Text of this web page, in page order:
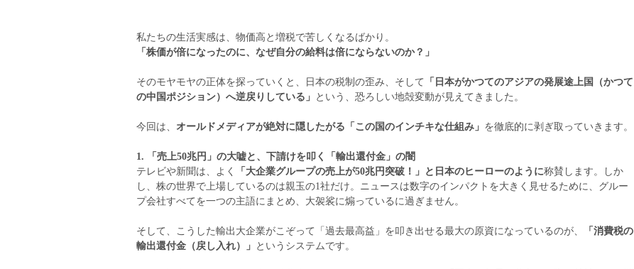
私たちの生活実感は、物価高と増税で苦しくなるばかり。
「株価が倍になったのに、なぜ自分の給料は倍にならないのか？」
そのモヤモヤの正体を探っていくと、日本の税制の歪み、そして
「日本がかつてのアジアの発展途上国（かつて
の中国ポジション）へ逆戻りしている」 という、恐ろしい地殻変動が見えてきました。
今回は、 オールドメディアが絶対に隠したがる「この国のインチキな仕組み」 を徹底的に剥ぎ取っていきます。
1. 「売上50兆円」の大嘘と、下請けを叩く「輸出還付金」の闇
テレビや新聞は、よく
「大企業グループの売上が50兆円突破！」と日本のヒーローのように称賛します。しか
し、株の世界で上場しているのは親玉の1社だけ。ニュースは数字のインパクトを大きく見せるために、グルー
プ会社すべてを一つの主語にまとめ、大袈裟に煽っているに過ぎません。
そして、こうした輸出大企業がこぞって「過去最高益」を叩き出せる最大の原資になっているのが、
「消費税の
輸出還付金（戻し入れ）」 というシステムです。